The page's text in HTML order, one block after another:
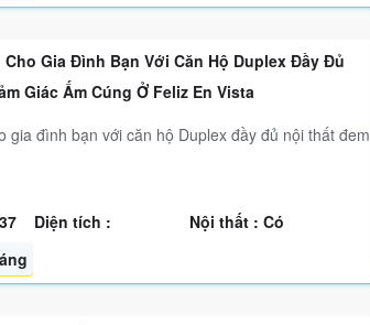
Gia Đình Bạn Với Căn Hộ Duplex Đầy Đủ
Giác Ấm Cúng Ở Feliz En Vista
gia đình bạn với căn hộ Duplex đầy đủ nội thất đem
Diện tích :
Nội thất : Có